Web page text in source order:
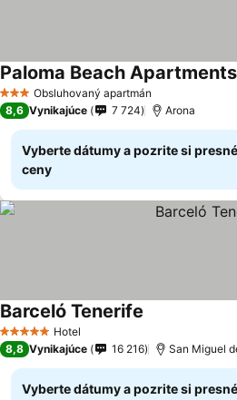
3 Počet hviezdičiek
Obsluhovaný apartmán
Paloma Beach Apartments
8,6 Vynikajúce 7 724 Arona
Vyberte dátumy a pozrite si presné
ceny
5 Počet hviezdičiek
Hotel
Barceló Tenerife
8,8 Vynikajúce 16 216 San Miguel
Vyberte dátumy a pozrite si presné